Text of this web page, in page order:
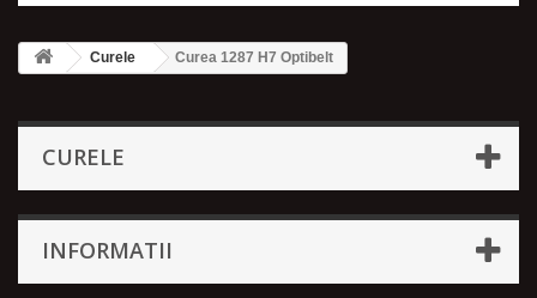
Curele Curea 1287 H7 Optibelt
CURELE
INFORMATII